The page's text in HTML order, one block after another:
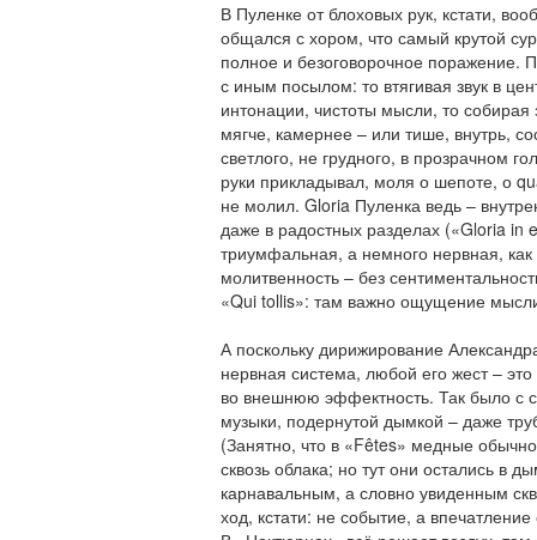
В Пуленке от блоховых рук, кстати,
общался с хором, что самый крутой
полное и безоговорочное поражение.
с иным посылом: то втягивая звук в
интонации, чистоты мысли, то собирая
мягче, камернее – или тише, внутрь,
светлого, не грудного, в прозрачном
руки прикладывал, моля о шепоте, о
не молил. Gloria Пуленка ведь –
даже в радостных разделах («Gloria in
триумфальная, а немного нервная,
молитвенность – без
«Qui tollis»: там важно ощущение
А поскольку дирижирование
нервная система, любой его жест –
во внешнюю эффектность. Так было с
музыки, подернутой дымкой – даже
(Занятно, что в «Fêtes» медные
сквозь облака; но тут они остались в
карнавальным, а словно увиденным
ход, кстати: не событие, а